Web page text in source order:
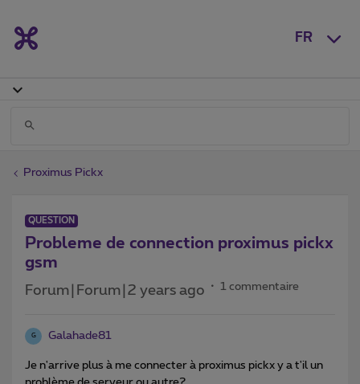
FR
Proximus Pickx
QUESTION
Probleme de connection proximus pickx
gsm
Forum|Forum|2 years ago 1 commentaire
G Galahade81
Je n'arrive plus à me connecter à proximus pickx y a t'il un